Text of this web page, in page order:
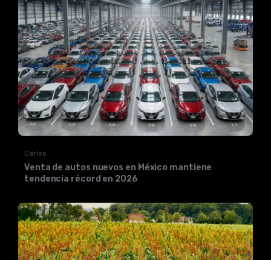
Carlos
Venta de autos nuevos en México mantiene
tendencia récord en 2026